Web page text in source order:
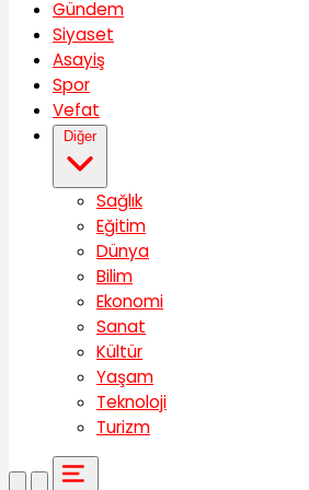
Gündem
Siyaset
Asayiş
Spor
Vefat
Diğer
Sağlık
Eğitim
Dünya
Bilim
Ekonomi
Sanat
Kültür
Yaşam
Teknoloji
Turizm